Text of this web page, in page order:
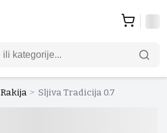
Rakija > Sljiva Tradicija 0.7